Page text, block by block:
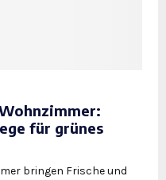
für grünes
bringen Frische und